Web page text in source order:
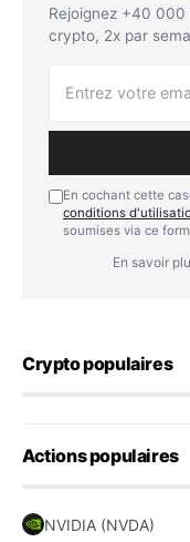
Rejoignez +40 000
crypto, 2x par
En cochant cette
conditions
soumises via ce
En savoir
Crypto populaires
Actions populaires
NVIDIA (NVDA)